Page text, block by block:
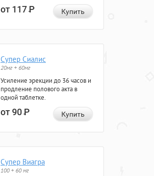
от 117Р Купить
Супер Сиалис
20мг + 60мг
Усиление эрекции до 36 часов и
продление полового акта в
одной таблетке.
от 90Р Купить
Супер Виагра
100 + 60 мг